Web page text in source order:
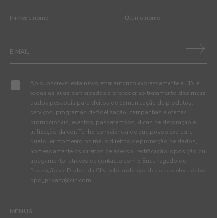
MENUS
Ao subscrever esta newsletter autorizo expressamente a CIN e
todas as suas participadas a proceder ao tratamento dos meus
dados pessoais para efeitos de comunicação de produtos,
serviços, programas de fidelização, campanhas e ofertas
promocionais, eventos, passatempos, dicas de decoração e
utilização da cor. Tenho consciência de que posso exercer a
qualquer momento os meus direitos de protecção de dados,
nomeadamente os direitos de acesso, rectificação, oposição ou
apagamento, através de contacto com o Encarregado de
Protecção de Dados da CIN pelo endereço de correio electrónico
dpo_privacy@cin.com